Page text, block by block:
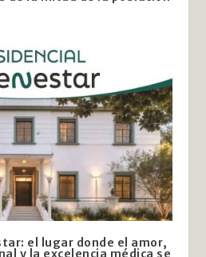
el lugar donde el amor,